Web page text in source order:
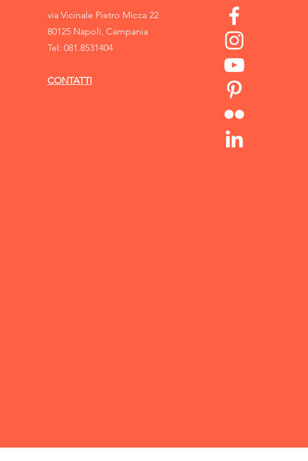
via Vicinale Pietro Micca 22
80125 Napoli, Campania
Tel: 081.8531404
CONTATTI